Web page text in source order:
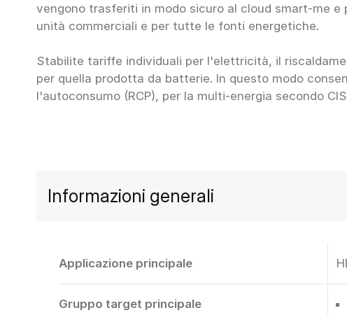
vengono trasferiti in modo sicuro al cloud smart-me e
unità commerciali e per tutte le fonti energetiche.
Stabilite tariffe individuali per l'elettricità, il
per quella prodotta da batterie. In questo modo
l'autoconsumo (RCP), per la multi-energia secondo
Informazioni generali
Applicazione principale
Gruppo target principale